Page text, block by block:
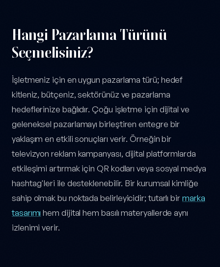
Hangi Pazarlama Türünü
Seçmelisiniz?
İşletmeniz için en uygun pazarlama türü; hedef
kitleniz, bütçeniz, sektörünüz ve pazarlama
hedeflerinize bağlıdır. Çoğu işletme için dijital ve
geleneksel pazarlamayı birleştiren entegre bir
yaklaşım en etkili sonuçları verir. Örneğin bir
televizyon reklam kampanyası, dijital platformlarda
etkileşimi artırmak için QR kodları veya sosyal medya
hashtag'leri ile desteklenebilir. Bir kurumsal kimliğe
sahip olmak bu noktada belirleyicidir; tutarlı birmarka
tasarımı hem dijital hem basılı materyallerde aynı
izlenimi verir.